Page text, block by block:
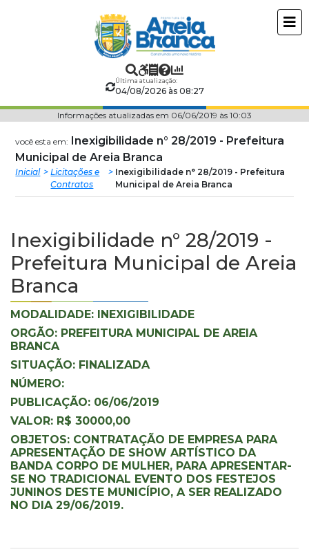
Prefeitura
Municipal
Areia
Branca
Última atualização:
04/08/2026 às 08:27
Informações atualizadas em 06/06/2019 às 10:03
você esta em: Inexigibilidade n° 28/2019 - Prefeitura
Municipal de Areia Branca
Inicial
Licitações e
Contratos
Inexigibilidade n° 28/2019 - Prefeitura
Municipal de Areia Branca
Inexigibilidade n° 28/2019 -
Prefeitura Municipal de Areia
Branca
MODALIDADE: INEXIGIBILIDADE
ORGÃO: PREFEITURA MUNICIPAL DE AREIA
BRANCA
SITUAÇÃO: FINALIZADA
NÚMERO:
PUBLICAÇÃO: 06/06/2019
VALOR: R$ 30000,00
OBJETOS: CONTRATAÇÃO DE EMPRESA PARA
APRESENTAÇÃO DE SHOW ARTÍSTICO DA
BANDA CORPO DE MULHER, PARA APRESENTAR-
SE NO TRADICIONAL EVENTO DOS FESTEJOS
JUNINOS DESTE MUNICÍPIO, A SER REALIZADO
NO DIA 29/06/2019.